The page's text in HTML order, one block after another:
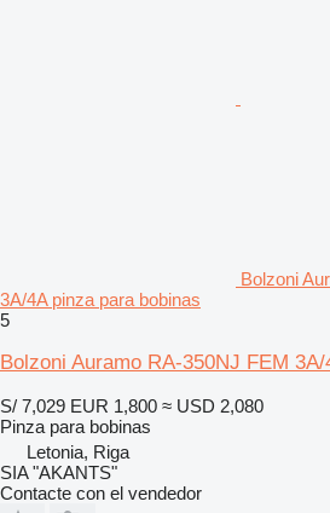
Bolzoni
3A/4A pinza para bobinas
5
Bolzoni Auramo RA-350NJ FEM 3A/
S/ 7,029 EUR 1,800 ≈ USD 2,080
Pinza para bobinas
Letonia, Riga
SIA "AKANTS"
Contacte con el vendedor